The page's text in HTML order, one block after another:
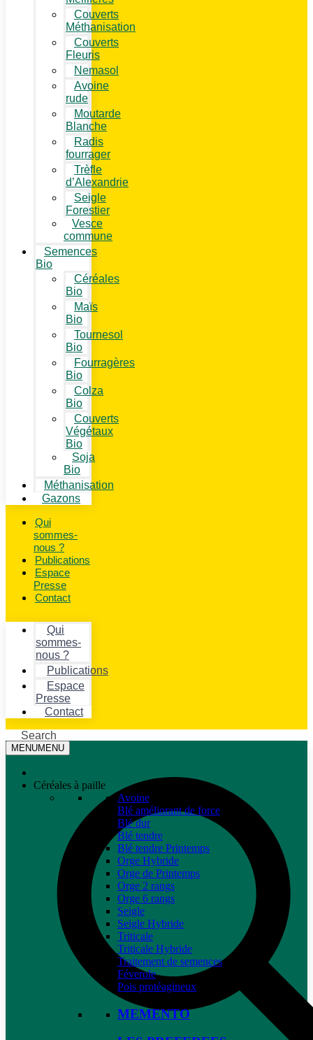
Couverts
Méthanisation
Couverts
Fleuris
Nemasol
Avoine
rude
Moutarde
Blanche
Radis
fourrager
Trèfle
d’Alexandrie
Seigle
Forestier
Vesce
commune
Semences
Bio
Céréales
Bio
Maïs
Bio
Tournesol
Bio
Fourragères
Bio
Colza
Bio
Couverts
Végétaux
Bio
Soja
Bio
Méthanisation
Gazons
Qui
sommes-
nous ?
Publications
Espace
Presse
Contact
Qui
sommes-
nous ?
Publications
Espace
Presse
Contact
Search
MENUMENU
Céréales à paille
Avoine
Blé améliorant de force
Blé dur
Blé tendre
Blé tendre Printemps
Orge Hybride
Orge de Printemps
Orge 2 rangs
Orge 6 rangs
Seigle
Seigle Hybride
Triticale
Triticale Hybride
Traitement de semences
Féverole
Pois protéagineux
MEMENTO